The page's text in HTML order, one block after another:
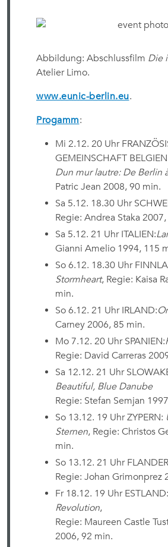
Abbildung: Abschlussfilm Die
Atelier Limo.
www.eunic-berlin.eu.
Progamm:
Mi 2.12. 20 Uhr
GEMEINSCHAFT
Dun mur lautre: De Berlin
Patric Jean 2008, 90 min.
Sa 5.12. 18.30 Uhr
Regie: Andrea Staka
Sa 5.12. 21 Uhr ITALIEN:
Gianni Amelio 1994, 115
So 6.12. 18.30 Uhr
Stormheart, Regie: Kaisa
min.
So 6.12. 21 Uhr IRLAND:
Carney 2006, 85 min.
Mo 7.12. 20 Uhr SPANIEN:
Regie: David Carreras
Sa 12.12. 21 Uhr
Beautiful, Blue Danube
Regie: Stefan Semjan 1997
So 13.12. 19 Uhr ZYPERN:
Sternen, Regie: Christos
min.
So 13.12. 21 Uhr
Regie: Johan Grimonprez
Fr 18.12. 19 Uhr ESTLAND:
Revolution,
Regie: Maureen Castle
2006, 92 min.